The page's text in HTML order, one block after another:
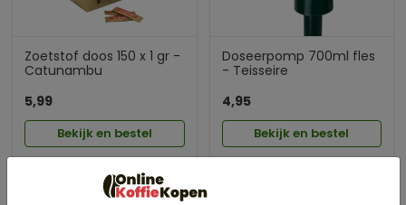
Zoetstof doos 150 x 1 gr -
Catunambu
5,99
Bekijk en bestel
Doseerpomp 700ml fles
- Teisseire
4,95
Bekijk en bestel